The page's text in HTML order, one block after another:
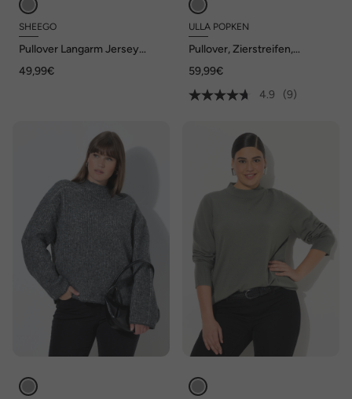
SHEEGO
Pullover Langarm Jersey
49,99€
ULLA POPKEN
Pullover, Zierstreifen,
Langarm
59,99€
4.9
(9)